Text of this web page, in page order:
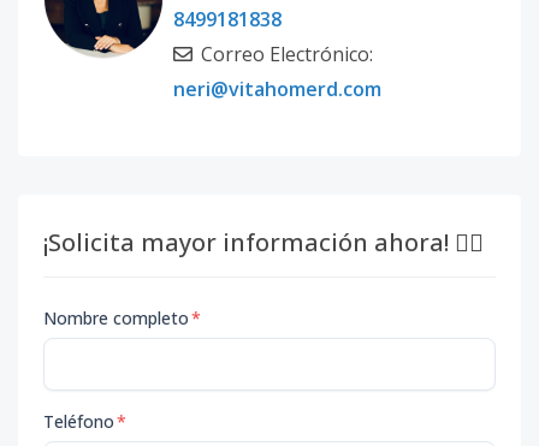
8499181838
Correo Electrónico:
neri@vitahomerd.com
¡Solicita mayor información ahora! 👇🏽
Nombre completo*
Teléfono*